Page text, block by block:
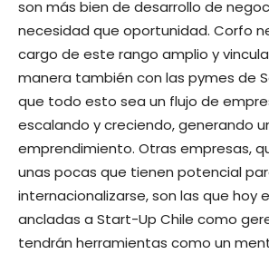
son más bien de desarrollo de
necesidad que oportunidad. Corfo
cargo de este rango amplio y
manera también con las pymes de
que todo esto sea un flujo de
escalando y creciendo, generando
emprendimiento. Otras empresas,
unas pocas que tienen potencial
internacionalizarse, son las que hoy
ancladas a Start-Up Chile como
tendrán herramientas como un